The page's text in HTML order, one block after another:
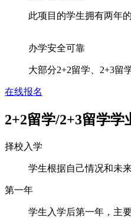
此项目的学生拥有两年
办学安全可靠
大部分2+2留学、2+3留
在线报名
2+2留学/2+3留学学
择校入学
学生根据自己情况和未
第一年
学生入学后第一年，主